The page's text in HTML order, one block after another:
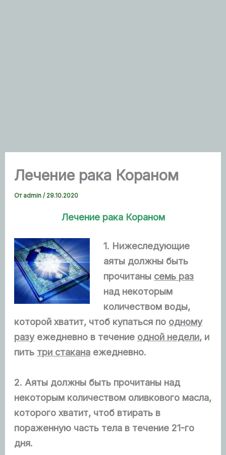
Лечение рака Кораном
От admin/ 29.10.2020
Лечение рака Кораном
1. Нижеследующие
аяты должны быть
прочитаны семь раз
над некоторым
количеством воды,
которой хватит, чтоб купаться по одному
разуежедневно в течение одной недели, и
пить три стакана ежедневно.
2. Аяты должны быть прочитаны над
некоторым количеством оливкового масла,
которого хватит, чтоб втирать в
пораженную часть тела в течение 21-го
дня.